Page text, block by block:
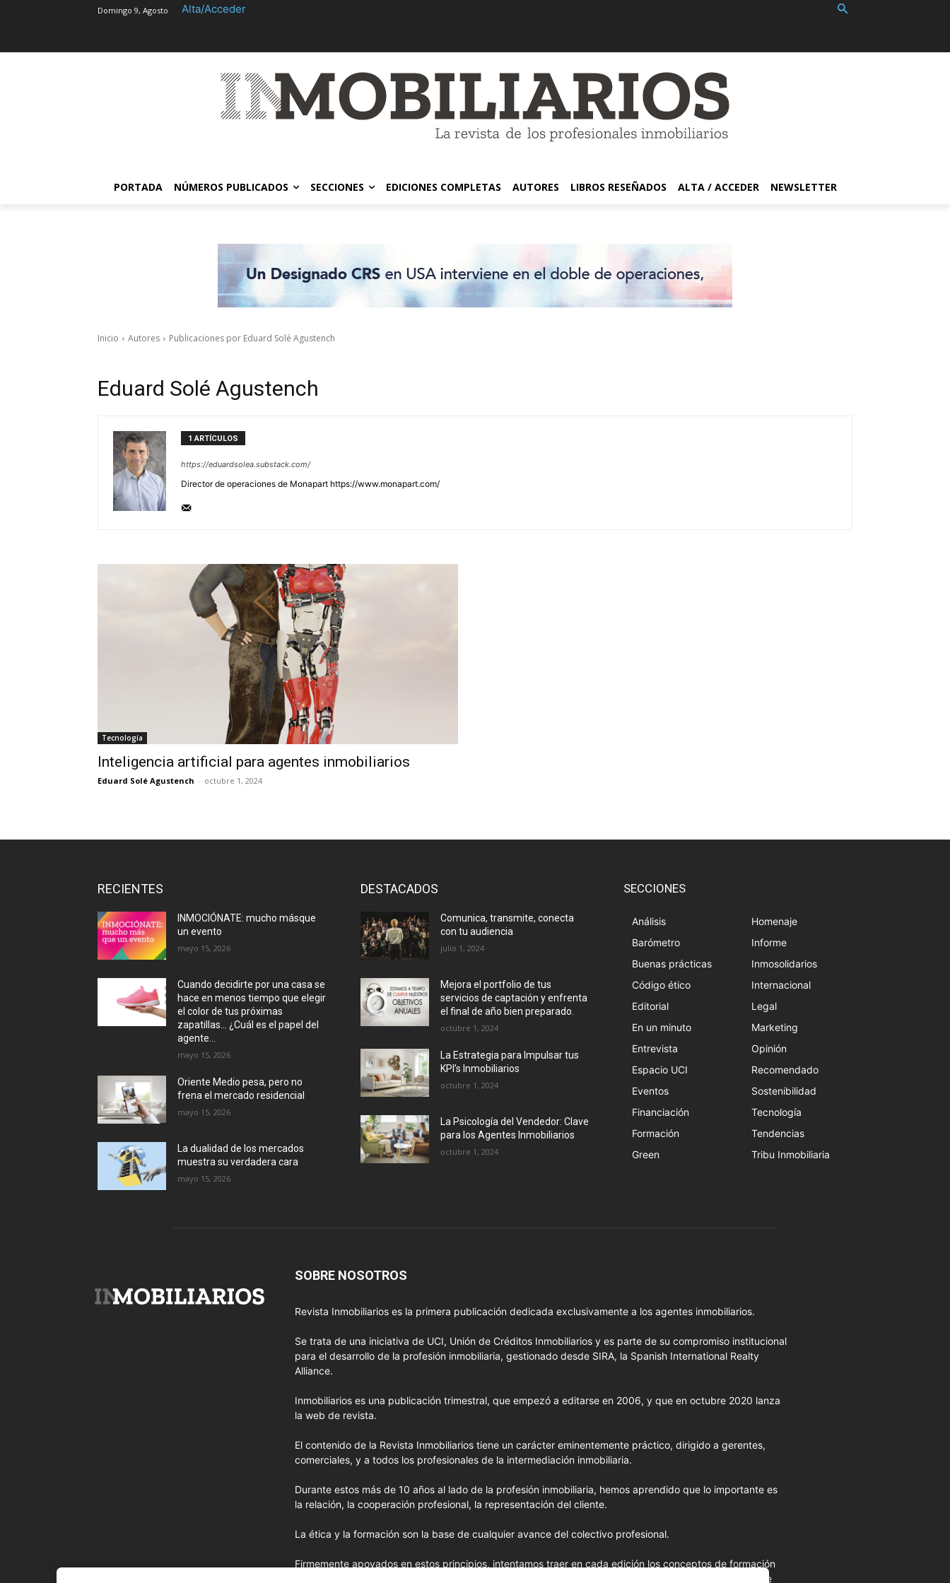
Domingo 9, Agosto Alta/Acceder
PORTADA NÚMEROS PUBLICADOS SECCIONES EDICIONES COMPLETAS AUTORES LIBROS RESEÑADOS ALTA / ACCEDER NEWSLETTER
Inicio Autores Publicaciones por Eduard Solé Agustench
Eduard Solé Agustench
1 ARTÍCULOS
https://eduardsolea.substack.com/
Director de operaciones de Monapart https://www.monapart.com/
Tecnología
Inteligencia artificial para agentes inmobiliarios
Eduard Solé Agustench - octubre 1, 2024
RECIENTES
INMOCIÓNATE: mucho másque
un evento
mayo 15, 2026
Cuando decidirte por una casa se
hace en menos tiempo que elegir
el color de tus próximas
zapatillas… ¿Cuál es el papel del
agente...
mayo 15, 2026
Oriente Medio pesa, pero no
frena el mercado residencial
mayo 15, 2026
La dualidad de los mercados
muestra su verdadera cara
mayo 15, 2026
DESTACADOS
Comunica, transmite, conecta
con tu audiencia
julio 1, 2024
Mejora el portfolio de tus
servicios de captación y enfrenta
el final de año bien preparado.
octubre 1, 2024
La Estrategia para Impulsar tus
KPI’s Inmobiliarios
octubre 1, 2024
La Psicología del Vendedor: Clave
para los Agentes Inmobiliarios
octubre 1, 2024
SECCIONES
Análisis
Barómetro
Buenas prácticas
Código ético
Editorial
En un minuto
Entrevista
Espacio UCI
Eventos
Financiación
Formación
Green
Homenaje
Informe
Inmosolidarios
Internacional
Legal
Marketing
Opinión
Recomendado
Sostenibilidad
Tecnología
Tendencias
Tribu Inmobiliaria
SOBRE NOSOTROS
Revista Inmobiliarios es la primera publicación dedicada exclusivamente a los agentes inmobiliarios.
Se trata de una iniciativa de UCI, Unión de Créditos Inmobiliarios y es parte de su compromiso institucional
para el desarrollo de la profesión inmobiliaria, gestionado desde SIRA, la Spanish International Realty
Alliance.
Inmobiliarios es una publicación trimestral, que empezó a editarse en 2006, y que en octubre 2020 lanza
la web de revista.
El contenido de la Revista Inmobiliarios tiene un carácter eminentemente práctico, dirigido a gerentes,
comerciales, y a todos los profesionales de la intermediación inmobiliaria.
Durante estos más de 10 años al lado de la profesión inmobiliaria, hemos aprendido que lo importante es
la relación, la cooperación profesional, la representación del cliente.
La ética y la formación son la base de cualquier avance del colectivo profesional.
Firmemente apoyados en estos principios, intentamos traer en cada edición los conceptos de formación
más avanzados importados de EE.UU. y las opiniones y tendencias más destacadas desde la pluma de